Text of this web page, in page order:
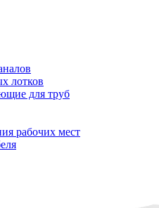
лотков
для труб
рабочих мест